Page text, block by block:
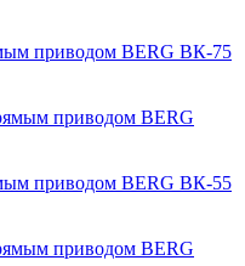
приводом BERG ВК-75
приводом BERG ВК-55